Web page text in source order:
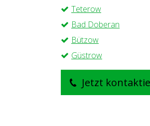
Teterow
Bad Doberan
Bützow
Güstrow
Jetzt